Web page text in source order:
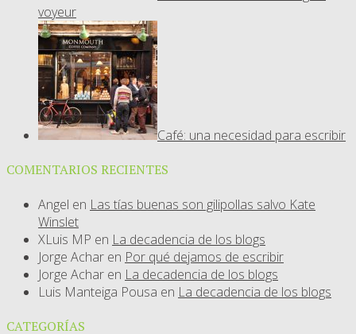
voyeur
Café: una necesidad para escribir
COMENTARIOS RECIENTES
Angel en Las tías buenas son gilipollas salvo Kate
Winslet
XLuis MP en La decadencia de los blogs
Jorge Achar en Por qué dejamos de escribir
Jorge Achar en La decadencia de los blogs
Luis Manteiga Pousa en La decadencia de los blogs
CATEGORÍAS